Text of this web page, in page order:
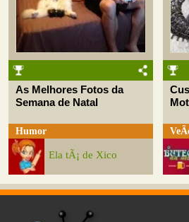
As Melhores Fotos da
Semana de Natal
Humor
Ela tÃ¡ de Xico